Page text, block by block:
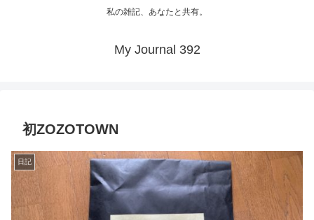
私の雑記、あなたと共有。
My Journal 392
初ZOZOTOWN
日記